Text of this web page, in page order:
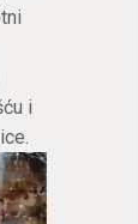
i